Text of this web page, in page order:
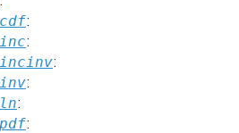
:
:
:
:
:
: